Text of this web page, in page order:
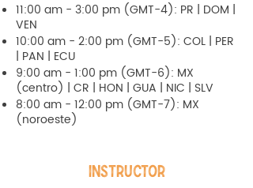
11:00 am - 3:00 pm (GMT-4): PR | DOM |
VEN
10:00 am - 2:00 pm (GMT-5): COL | PER
| PAN | ECU
9:00 am - 1:00 pm (GMT-6): MX
(centro) | CR | HON | GUA | NIC | SLV
8:00 am - 12:00 pm (GMT-7): MX
(noroeste)
INSTRUCTOR